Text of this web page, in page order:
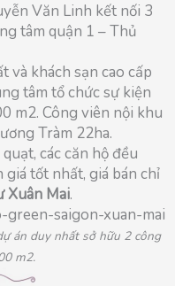
Văn Linh kết nối 3
tâm quận 1 – Thủ
và khách sạn cao cấp
tâm tổ chức sự kiện
m2. Công viên nội khu
Tràm 22ha.
các căn hộ đều
tốt nhất, giá bán chỉ
Xuân Mai.
án duy nhất sở hữu 2 công
m2.